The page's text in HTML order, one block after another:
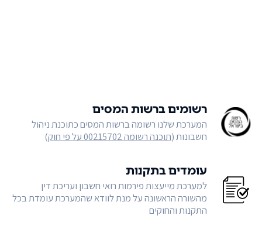
רשומים ברשות המסים
המערכת שלנו רשומה ברשות המסים כתוכנת ניהול
חשבונות (תוכנה רשומה 00215702 על פי חוק )
עומדים בתקנות
למערכת מייעצות פירמות רואי חשבון ועריכת דין
מהשורה הראשונה על מנת לוודא שהמערכת עומדת בכל
התקנות והחוקים